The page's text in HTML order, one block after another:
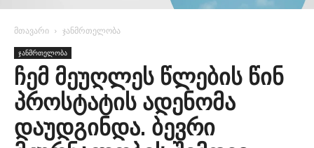
მთავარი ჯანმრთელობა
ჯანმრთელობა
ჩემ მეუღლეს წლების წინ
პროსტატის ადენომა
დაუდგინდა. ბევრი